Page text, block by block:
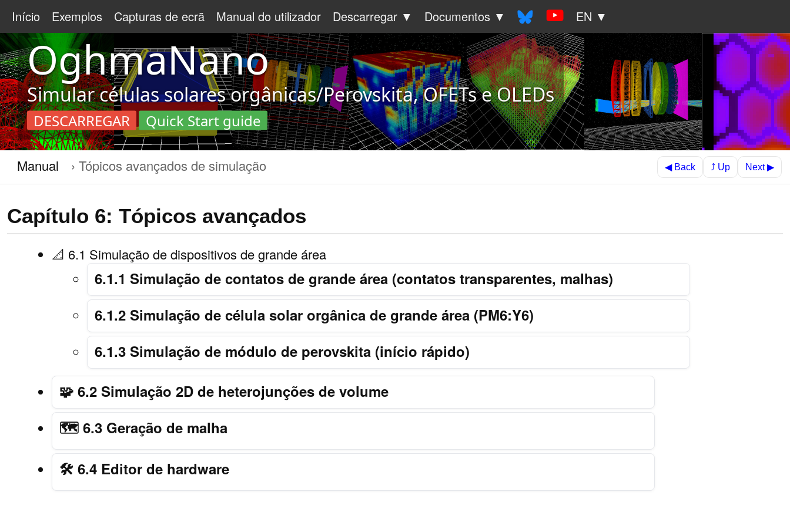
Início Exemplos Capturas de ecrã Manual do utilizador Descarregar ▼ Documentos ▼ EN ▼
OghmaNano
Simular células solares orgânicas/Perovskita, OFETs e OLEDs
DESCARREGAR Quick Start guide
Manual Tópicos avançados de simulação ◀ Back ⤴ Up Next ▶
Capítulo 6: Tópicos avançados
📐 6.1 Simulação de dispositivos de grande área
6.1.1 Simulação de contatos de grande área (contatos transparentes, malhas)
6.1.2 Simulação de célula solar orgânica de grande área (PM6:Y6)
6.1.3 Simulação de módulo de perovskita (início rápido)
🧩 6.2 Simulação 2D de heterojunções de volume
🗺️ 6.3 Geração de malha
🛠️ 6.4 Editor de hardware